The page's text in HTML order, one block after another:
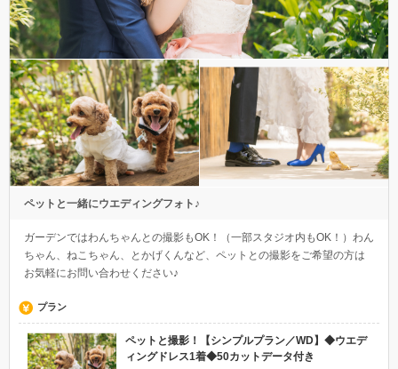
ペットと一緒にウエディングフォト♪
ガーデンではわんちゃんとの撮影もOK！（一部スタジオ内もOK！）わん
ちゃん、ねこちゃん、とかげくんなど、ペットとの撮影をご希望の方は
お気軽にお問い合わせください♪
プラン
ペットと撮影！【シンプルプラン／WD】◆ウエデ
ィングドレス1着◆50カットデータ付き